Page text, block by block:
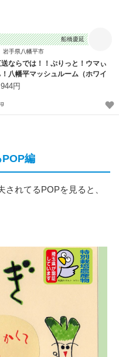
船橋慶延
岩手県八幡平市
ならでは！！ぷりっと！ウマぃ
！八幡平マッシュルーム（ホワイ
） 円
編
れてるPOPを見ると、